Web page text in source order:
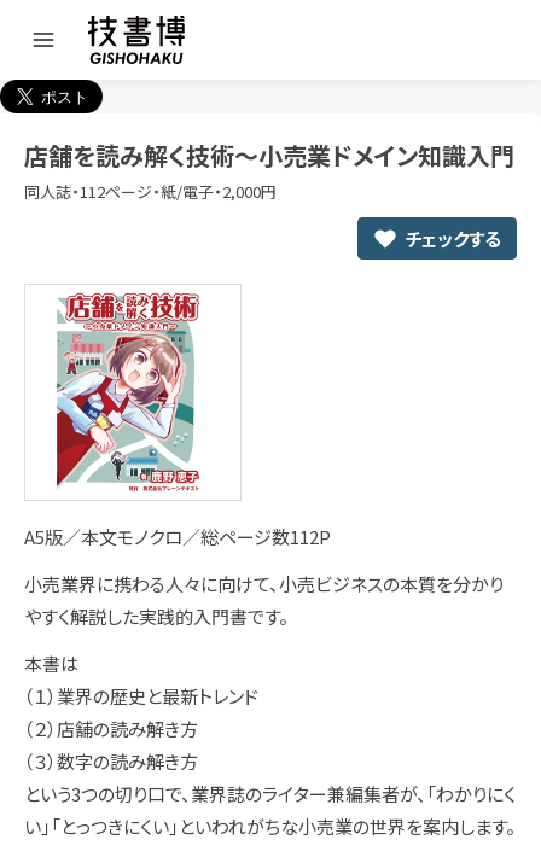
店舗を読み解く技術～小売業ドメイン知識入門
同人誌・112ページ・紙/電子・2,000円
チェックする
A5版／本文モノクロ／総ページ数112P
小売業界に携わる人々に向けて、小売ビジネスの本質を分かり
やすく解説した実践的入門書です。
本書は
（１）業界の歴史と最新トレンド
（２）店舗の読み解き方
（３）数字の読み解き方
という3つの切り口で、業界誌のライター兼編集者が、「わかりにく
い」「とっつきにくい」といわれがちな小売業の世界を案内します。